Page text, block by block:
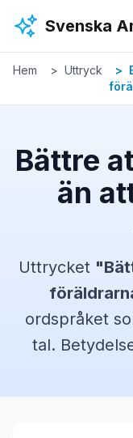
Svenska
Hem Uttryck
Bättre
än
Uttrycket "
ordspråket
tal.